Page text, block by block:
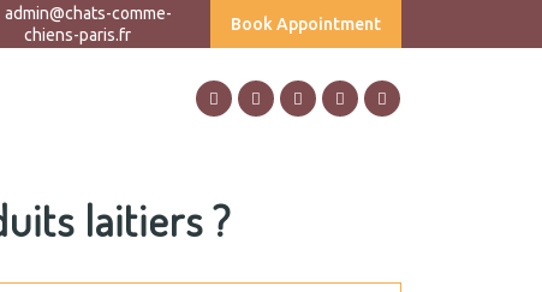
admin@chats-comme-
chiens-paris.fr
Book Appointment
laitiers ?